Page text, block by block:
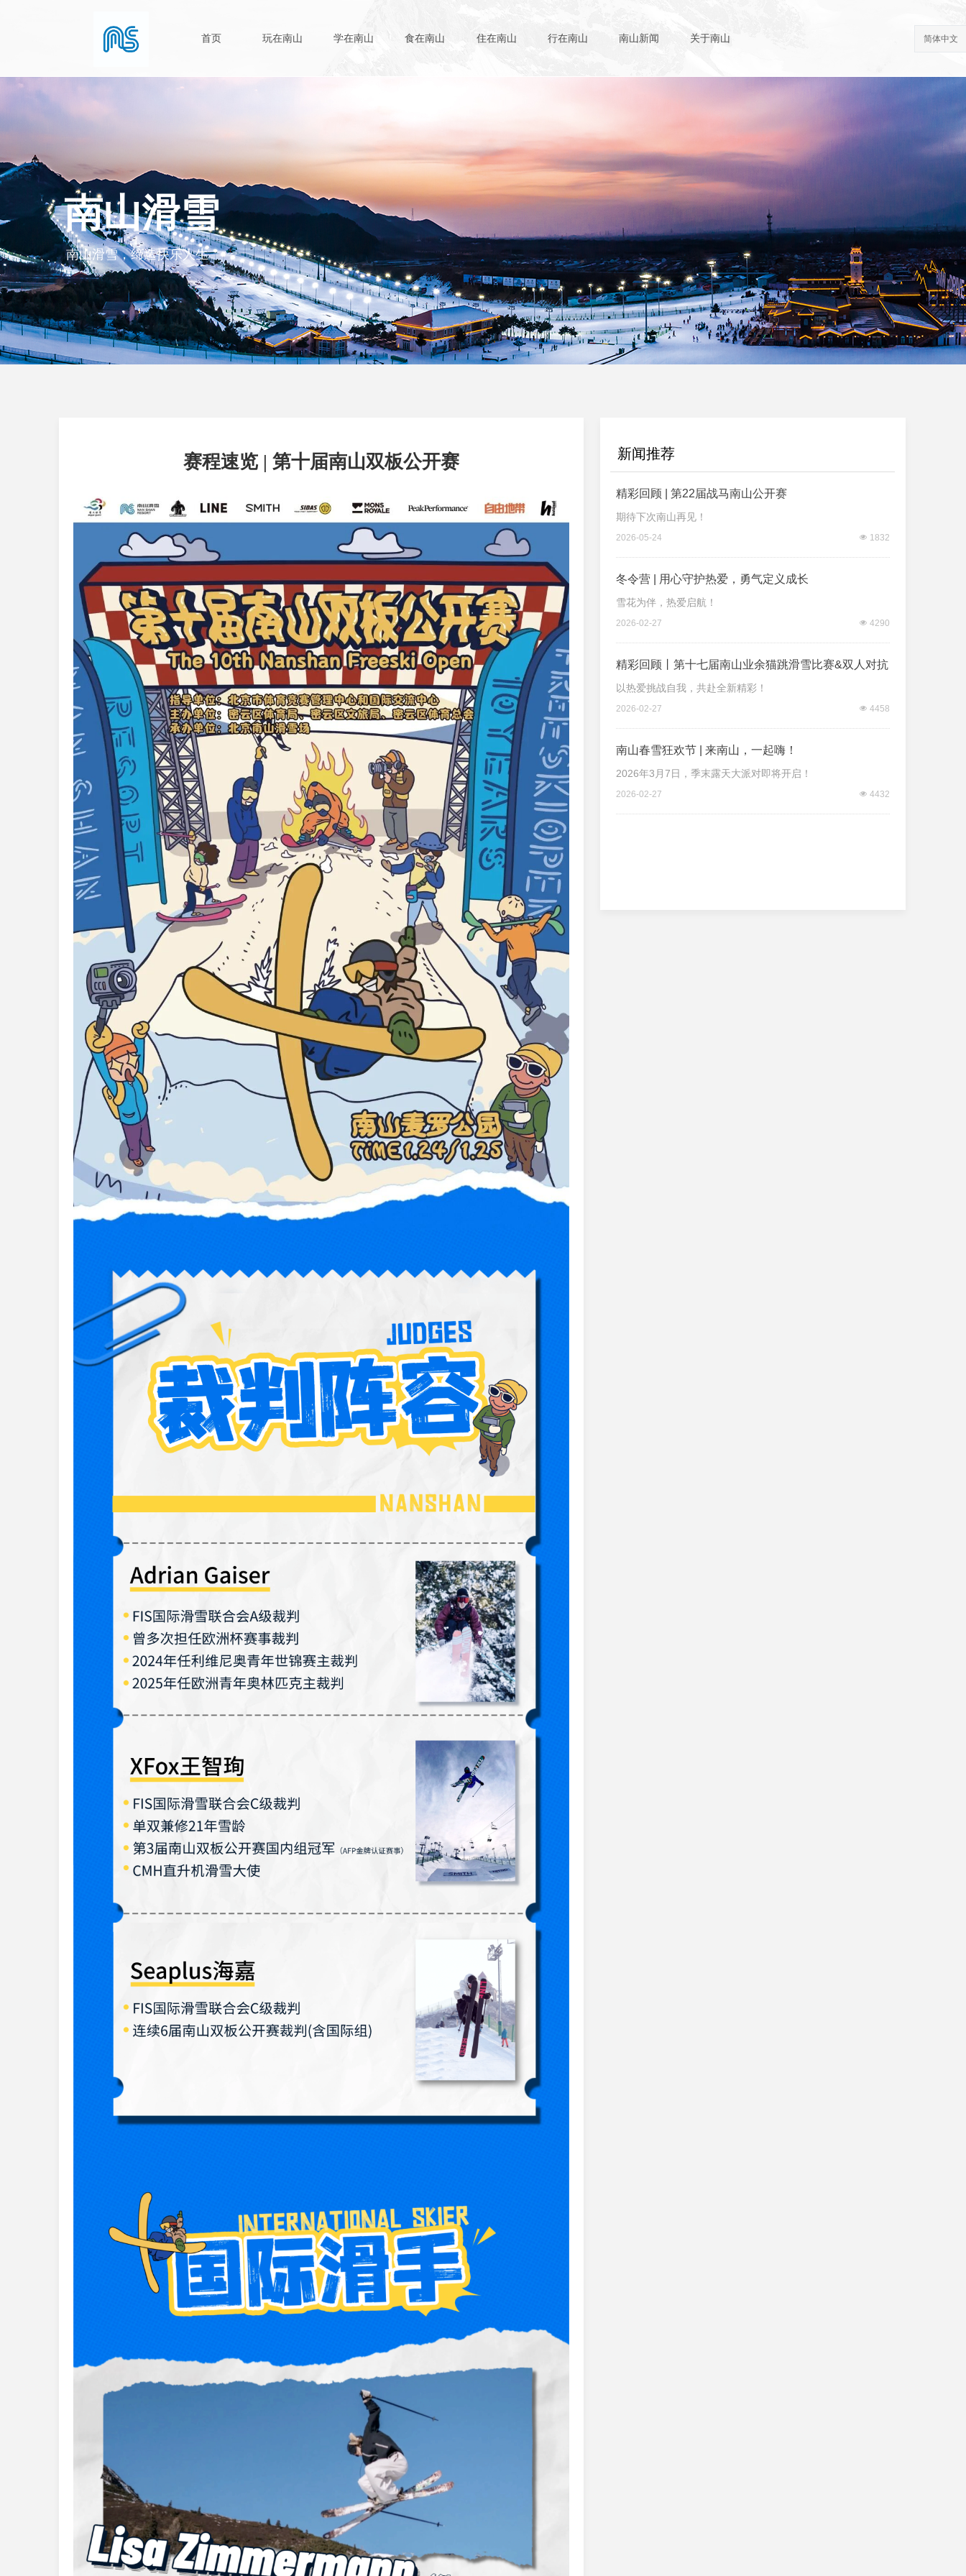
首页 玩在南山 学在南山 食在南山 住在南山 行在南山 南山新闻 关于南山 简体中文
赛程速览 | 第十届南山双板公开赛 新闻推荐
精彩回顾 | 第22届战马南山公开赛
期待下次南山再见！
넶 1832
2026-05-24
冬令营 | 用心守护热爱，勇气定义成长
雪花为伴，热爱启航！
넶 4290
2026-02-27
精彩回顾丨第十七届南山业余猫跳滑雪比赛&双人对抗
赛
以热爱挑战自我，共赴全新精彩！
넶 4458
2026-02-27
南山春雪狂欢节 | 来南山，一起嗨！
2026年3月7日，季末露天大派对即将开启！
넶 4432
2026-02-27
南山滑雪
南山滑雪，缔造快乐人生